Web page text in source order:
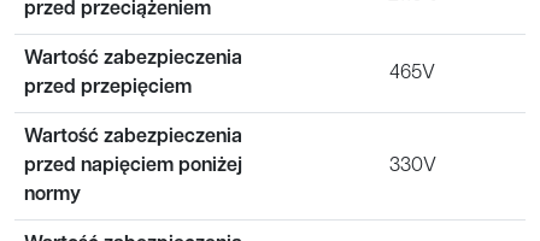
przed przeciążeniem
Wartość zabezpieczenia
przed przepięciem
465V
Wartość zabezpieczenia
przed napięciem poniżej
normy
330V